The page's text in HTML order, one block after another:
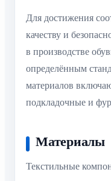
Для достижения
качеству и
в производстве
определённым
материалов
подкладочные и
Материалы
Текстильные